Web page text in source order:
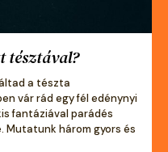
tésztával?
a tészta
vár rád egy fél edénynyi
fantáziával parádés
Mutatunk három gyors és